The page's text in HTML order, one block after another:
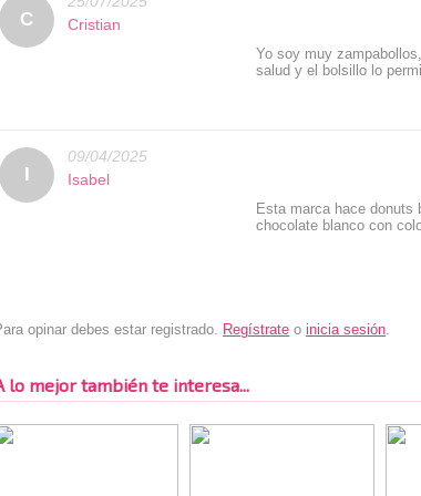
C
Cristian
Yo soy muy
salud y el bolsillo lo
09/04/2025
Isabel
Esta marca hace donuts
chocolate blanco con
opinar debes estar registrado. Regístrate o inicia sesión.
lo mejor también te interesa...